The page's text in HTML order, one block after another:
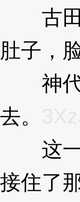
古田
肚子，
神代
去。
这一
接住了